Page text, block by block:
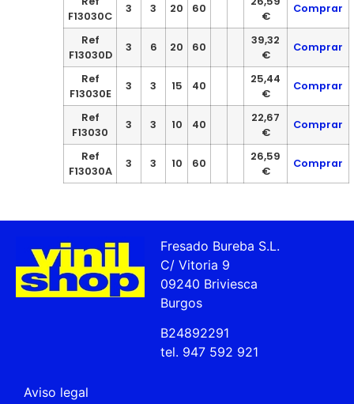
F13030C
3 3 20 60
€
Comprar
Ref
F13030D
3 6 20 60
39,32
€
Comprar
Ref
F13030E
3 3 15 40
25,44
€
Comprar
Ref
F13030
3 3 10 40
22,67
€
Comprar
Ref
F13030A
3 3 10 60
26,59
€
Comprar
Fresado Bureba S.L.
C/ Vitoria 9
09240 Briviesca
Burgos
B24892291
tel. 947 592 921
Aviso legal